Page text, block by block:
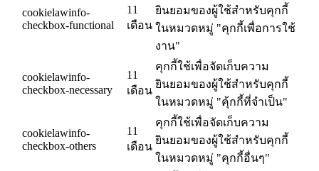
cookielawinfo-
checkbox-functional
11
เดือน
ยินยอมของผู้ใช้สำหรับคุกกี้
ในหมวดหมู่ "คุกกี้เพื่อการใช้
งาน"
cookielawinfo-
checkbox-necessary
11
เดือน
คุกกี้ใช้เพื่อจัดเก็บความ
ยินยอมของผู้ใช้สำหรับคุกกี้
ในหมวดหมู่ "คุ้กกี้ที่จำเป็น"
cookielawinfo-
checkbox-others
11
เดือน
คุกกี้ใช้เพื่อจัดเก็บความ
ยินยอมของผู้ใช้สำหรับคุกกี้
ในหมวดหมู่ "คุกกี้อื่นๆ"